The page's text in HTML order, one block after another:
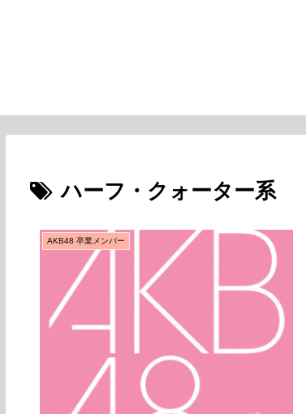
ハーフ・クォーター系
AKB48 卒業メンバー